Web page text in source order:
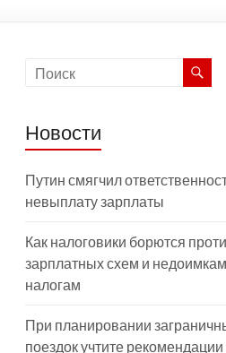
Новости
Путин смягчил
невыплату зарплаты
Как налоговики борются
зарплатных схем и
налогам
При планировании
поездок учтите